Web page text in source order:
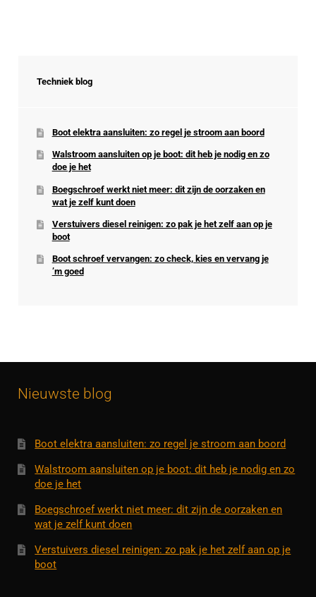
Techniek blog
Boot elektra aansluiten: zo regel je stroom aan boord
Walstroom aansluiten op je boot: dit heb je nodig en zo
doe je het
Boegschroef werkt niet meer: dit zijn de oorzaken en
wat je zelf kunt doen
Verstuivers diesel reinigen: zo pak je het zelf aan op je
boot
Boot schroef vervangen: zo check, kies en vervang je
’m goed
Nieuwste blog
Boot elektra aansluiten: zo regel je stroom aan boord
Walstroom aansluiten op je boot: dit heb je nodig en zo
doe je het
Boegschroef werkt niet meer: dit zijn de oorzaken en
wat je zelf kunt doen
Verstuivers diesel reinigen: zo pak je het zelf aan op je
boot